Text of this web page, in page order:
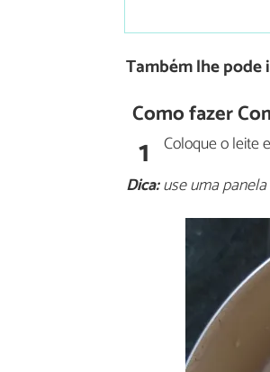
Também lhe pode
Como fazer
1 Coloque o leite
Dica:use uma